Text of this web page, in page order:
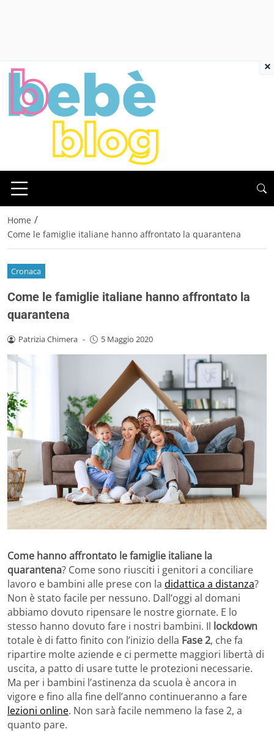
Home /
Come le famiglie italiane hanno affrontato la quarantena
Cronaca
Come le famiglie italiane hanno affrontato la
quarantena
Patrizia Chimera - 5 Maggio 2020
Come hanno affrontato le famiglie italiane la
quarantena? Come sono riusciti i genitori a conciliare
lavoro e bambini alle prese con la didattica a distanza?
Non è stato facile per nessuno. Dall’oggi al domani
abbiamo dovuto ripensare le nostre giornate. E lo
stesso hanno dovuto fare i nostri bambini. Il lockdown
totale è di fatto finito con l’inizio della Fase 2, che fa
ripartire molte aziende e ci permette maggiori libertà di
uscita, a patto di usare tutte le protezioni necessarie.
Ma per i bambini l’astinenza da scuola è ancora in
vigore e fino alla fine dell’anno continueranno a fare
lezioni online. Non sarà facile nemmeno la fase 2, a
quanto pare.
×